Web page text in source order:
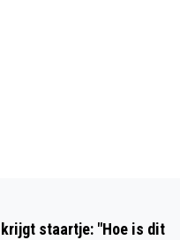
staartje: "Hoe is dit